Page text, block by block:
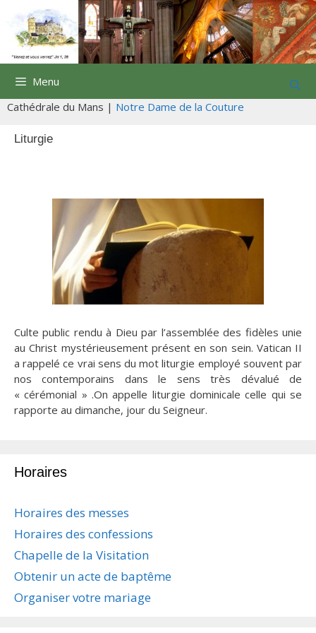
contenu
Menu
Cathédrale du Mans | Notre Dame de la Couture
Liturgie
Culte public rendu à Dieu par l’assemblée des fidèles unie
au Christ mystérieusement présent en son sein. Vatican II
a rappelé ce vrai sens du mot liturgie employé souvent par
nos contemporains dans le sens très dévalué de
« cérémonial » .On appelle liturgie dominicale celle qui se
rapporte au dimanche, jour du Seigneur.
Horaires
Horaires des messes
Horaires des confessions
Chapelle de la Visitation
Obtenir un acte de baptême
Organiser votre mariage